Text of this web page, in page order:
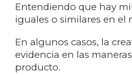
Entendiendo que hay
iguales o similares en el
En algunos casos, la
evidencia en las
producto.